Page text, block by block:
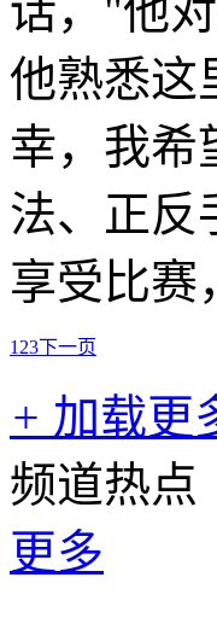
话，"他
他熟悉这
幸，我希
法、正反
享受比赛
1 23下一页
+ 加载更
频道热点
更多